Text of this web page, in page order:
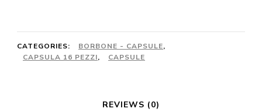
quantity
CATEGORIES: BORBONE - CAPSULE,
CAPSULA 16 PEZZI, CAPSULE
REVIEWS (0)